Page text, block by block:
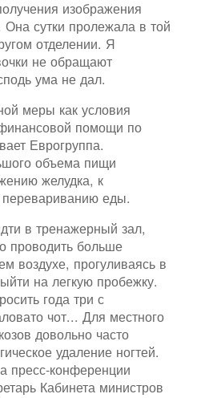
изображения
Она сутки пролежала в той
отделении. Я
не обращают
ума не дал.
меры как условия
помощи по
Еврогруппа.
объема пищи
желудка, к
перевариванию еды.
в тренажерный зал,
проводить больше
воздухе, прогуливаясь в
на легкую пробежку.
года три с
чот... Для местного
довольно часто
удаление ногтей.
пресс-конференции
Кабинета министров